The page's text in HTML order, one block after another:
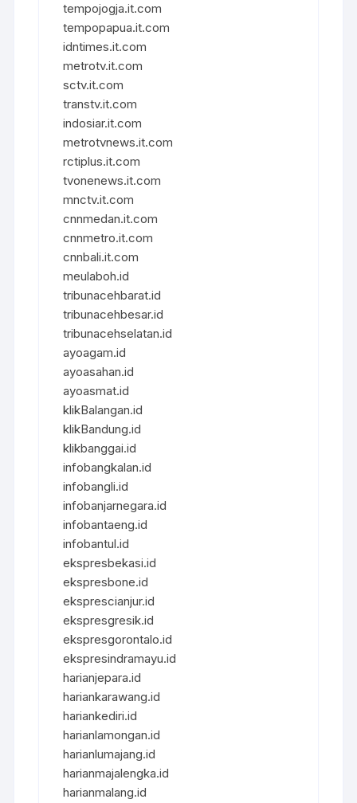
tempojogja.it.com
tempopapua.it.com
idntimes.it.com
metrotv.it.com
sctv.it.com
transtv.it.com
indosiar.it.com
metrotvnews.it.com
rctiplus.it.com
tvonenews.it.com
mnctv.it.com
cnnmedan.it.com
cnnmetro.it.com
cnnbali.it.com
meulaboh.id
tribunacehbarat.id
tribunacehbesar.id
tribunacehselatan.id
ayoagam.id
ayoasahan.id
ayoasmat.id
klikBalangan.id
klikBandung.id
klikbanggai.id
infobangkalan.id
infobangli.id
infobanjarnegara.id
infobantaeng.id
infobantul.id
ekspresbekasi.id
ekspresbone.id
eksprescianjur.id
ekspresgresik.id
ekspresgorontalo.id
ekspresindramayu.id
harianjepara.id
hariankarawang.id
hariankediri.id
harianlamongan.id
harianlumajang.id
harianmajalengka.id
harianmalang.id